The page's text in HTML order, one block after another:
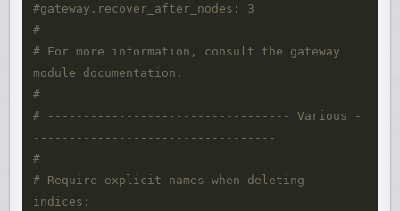
#gateway.recover_after_nodes: 3
#
# For more information, consult the gateway
module documentation.
#
# ---------------------------------- Various -
----------------------------------
#
# Require explicit names when deleting
indices: